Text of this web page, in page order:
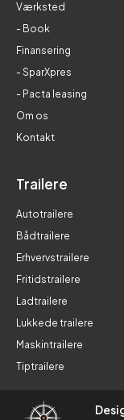
Værksted
- Book
Finansering
- SparXpres
- Pacta leasing
Om os
Kontakt
Trailere
Autotrailere
Bådtrailere
Erhvervstrailere
Fritidstrailere
Ladtrailere
Lukkede trailere
Maskintrailere
Tiptrailere